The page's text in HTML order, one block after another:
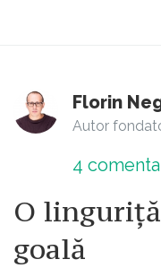
Florin
Autor
4
O
goală